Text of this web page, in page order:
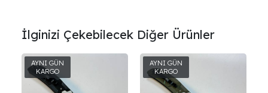
İlginizi Çekebilecek Diğer Ürünler